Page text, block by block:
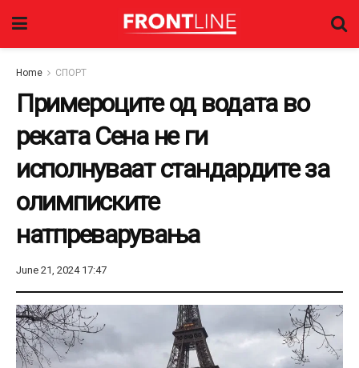
Home СПОРТ
Примероците од водата во
реката Сена не ги
исполнуваат стандардите за
олимписките
натпреварувања
June 21, 2024 17:47